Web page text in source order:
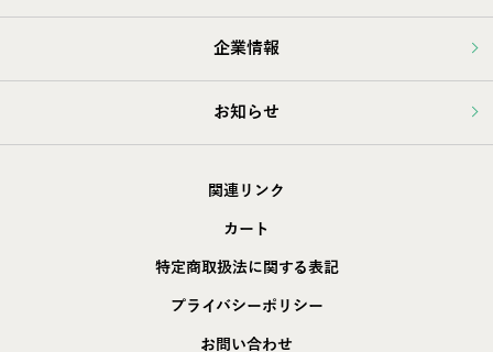
企業情報
お知らせ
関連リンク
カート
特定商取扱法に関する表記
プライバシーポリシー
お問い合わせ